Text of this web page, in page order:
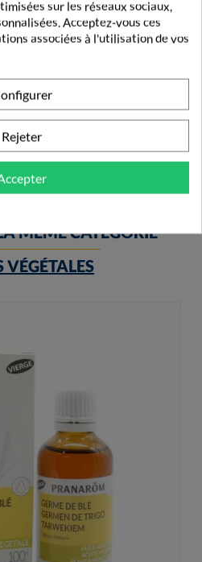
9,10 €
MÊME CATÉGORIE
VÉGÉTALES
sur les réseaux sociaux,
Acceptez-vous ces
associées à l'utilisation de vos
Rejeter